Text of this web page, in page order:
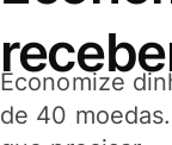
Economize
de 40